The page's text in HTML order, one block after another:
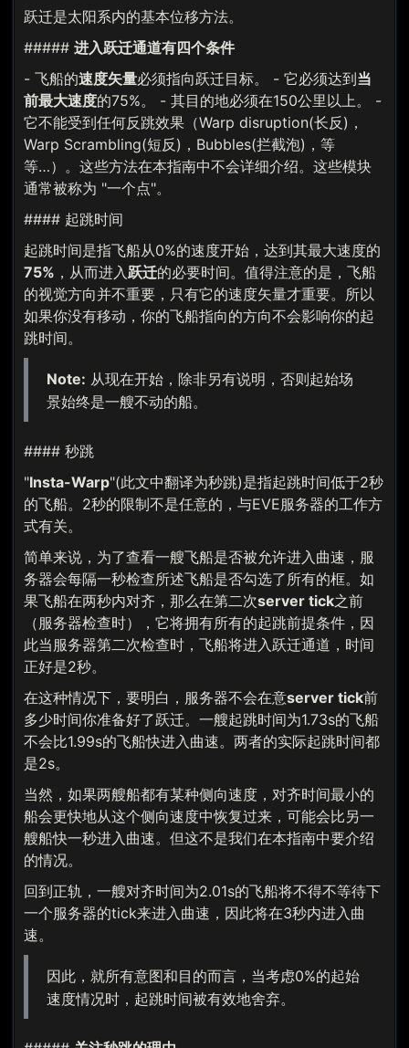
跃迁是太阳系内的基本位移方法。
##### 进入跃迁通道有四个条件
- 飞船的速度矢量必须指向跃迁目标。 - 它必须达到当
前最大速度的75%。 - 其目的地必须在150公里以上。 -
它不能受到任何反跳效果（Warp disruption(长反)，
Warp Scrambling(短反)，Bubbles(拦截泡)，等
等…）。这些方法在本指南中不会详细介绍。这些模块
通常被称为 "一个点"。
#### 起跳时间
起跳时间是指飞船从0%的速度开始，达到其最大速度的
75% ，从而进入跃迁的必要时间。值得注意的是，飞船
的视觉方向并不重要，只有它的速度矢量才重要。所以
如果你没有移动，你的飞船指向的方向不会影响你的起
跳时间。
Note: 从现在开始，除非另有说明，否则起始场
景始终是一艘不动的船。
#### 秒跳
"Insta-Warp"(此文中翻译为秒跳)是指起跳时间低于2秒
的飞船。2秒的限制不是任意的，与EVE服务器的工作方
式有关。
简单来说，为了查看一艘飞船是否被允许进入曲速，服
务器会每隔一秒检查所述飞船是否勾选了所有的框。如
果飞船在两秒内对齐，那么在第二次server tick之前
（服务器检查时），它将拥有所有的起跳前提条件，因
此当服务器第二次检查时，飞船将进入跃迁通道，时间
正好是2秒。
在这种情况下，要明白，服务器不会在意server tick前
多少时间你准备好了跃迁。一艘起跳时间为1.73s的飞船
不会比1.99s的飞船快进入曲速。两者的实际起跳时间都
是2s。
当然，如果两艘船都有某种侧向速度，对齐时间最小的
船会更快地从这个侧向速度中恢复过来，可能会比另一
艘船快一秒进入曲速。但这不是我们在本指南中要介绍
的情况。
回到正轨，一艘对齐时间为2.01s的飞船将不得不等待下
一个服务器的tick来进入曲速，因此将在3秒内进入曲
速。
因此，就所有意图和目的而言，当考虑0%的起始
速度情况时，起跳时间被有效地舍弃。